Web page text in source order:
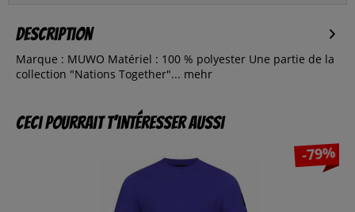
Description
Marque : MUWO Matériel : 100 % polyester Une partie de la
collection "Nations Together"... mehr
Ceci pourrait t’intéresser aussi
-79%